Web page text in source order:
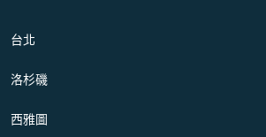
台北
洛杉磯
西雅圖